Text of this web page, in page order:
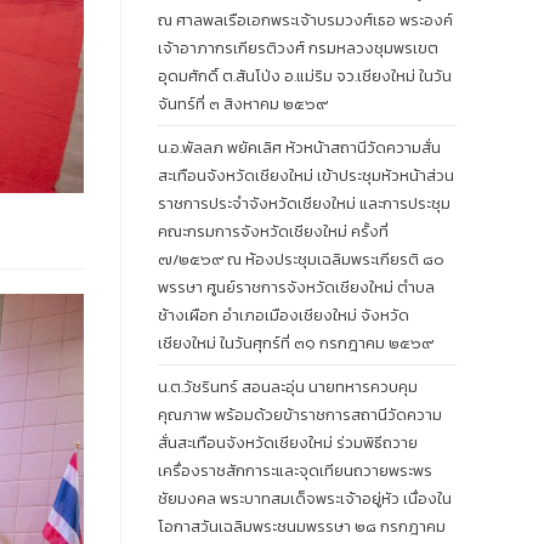
ณ ศาลพลเรือเอกพระเจ้าบรมวงศ์เธอ พระองค์
เจ้าอาภากรเกียรติวงศ์ กรมหลวงชุมพรเขต
อุดมศักดิ์ ต.สันโป่ง อ.แม่ริม จว.เชียงใหม่ ในวัน
จันทร์ที่ ๓ สิงหาคม ๒๕๖๙
น.อ.พัลลภ พยัคเลิศ หัวหน้าสถานีวัดความสั่น
สะเทือนจังหวัดเชียงใหม่ เข้าประชุมหัวหน้าส่วน
ราชการประจำจังหวัดเชียงใหม่ และการประชุม
คณะกรมการจังหวัดเชียงใหม่ ครั้งที่
๗/๒๕๖๙ ณ ห้องประชุมเฉลิมพระเกียรติ ๘๐
พรรษา ศูนย์ราชการจังหวัดเชียงใหม่ ตำบล
ช้างเผือก อำเภอเมืองเชียงใหม่ จังหวัด
เชียงใหม่ ในวันศุกร์ที่ ๓๑ กรกฎาคม ๒๕๖๙
น.ต.วัชรินทร์ สอนละอุ่น นายทหารควบคุม
คุณภาพ พร้อมด้วยข้าราชการสถานีวัดความ
สั่นสะเทือนจังหวัดเชียงใหม่ ร่วมพิธีถวาย
เครื่องราชสักการะและจุดเทียนถวายพระพร
ชัยมงคล พระบาทสมเด็จพระเจ้าอยู่หัว เนื่องใน
โอกาสวันเฉลิมพระชนมพรรษา ๒๘ กรกฎาคม